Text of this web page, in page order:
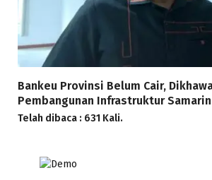
Bankeu Provinsi Belum Cair,
Pembangunan Infrastruktur
Telah dibaca : 631 Kali.